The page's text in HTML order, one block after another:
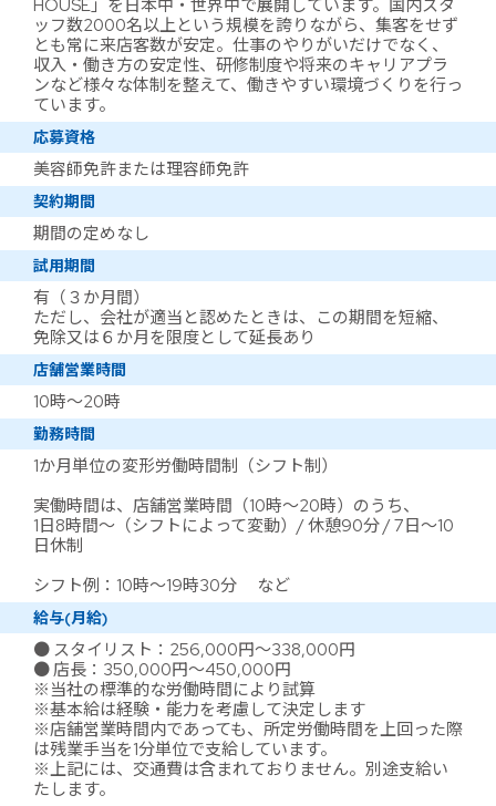
HOUSE」を日本中・世界中で展開しています。国内スタ
ッフ数2000名以上という規模を誇りながら、集客をせず
とも常に来店客数が安定。仕事のやりがいだけでなく、
収入・働き方の安定性、研修制度や将来のキャリアプラ
ンなど様々な体制を整えて、働きやすい環境づくりを行っ
ています。
応募資格
美容師免許または理容師免許
契約期間
期間の定めなし
試用期間
有（３か月間）
ただし、会社が適当と認めたときは、この期間を短縮、
免除又は６か月を限度として延長あり
店舗営業時間
10時～20時
勤務時間
1か月単位の変形労働時間制（シフト制）
実働時間は、店舗営業時間（10時～20時）のうち、
1日8時間～（シフトによって変動）/ 休憩90分 / 7日～10
日休制
シフト例：10時～19時30分 など
給与(月給)
● スタイリスト：256,000円～338,000円
● 店長：350,000円～450,000円
※当社の標準的な労働時間により試算
※基本給は経験・能力を考慮して決定します
※店舗営業時間内であっても、所定労働時間を上回った際
は残業手当を1分単位で支給しています。
※上記には、交通費は含まれておりません。別途支給い
たします。